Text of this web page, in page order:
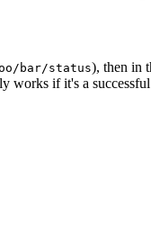
bar/status), then in
works if it's a